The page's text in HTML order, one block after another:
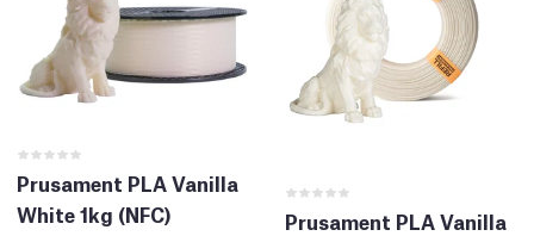
Prusament PLA Vanilla
White 1kg (NFC)
Prusament PLA Vanilla